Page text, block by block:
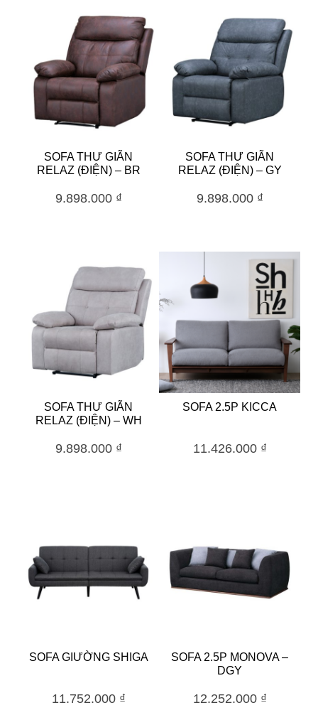
SOFA THƯ GIÃN
RELAZ (ĐIỆN) – BR
9.898.000 ₫
SOFA THƯ GIÃN
RELAZ (ĐIỆN) – GY
9.898.000 ₫
SOFA THƯ GIÃN
RELAZ (ĐIỆN) – WH
9.898.000 ₫
SOFA 2.5P KICCA
11.426.000 ₫
SOFA GIƯỜNG SHIGA
11.752.000 ₫
SOFA 2.5P MONOVA –
DGY
12.252.000 ₫